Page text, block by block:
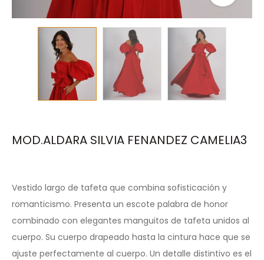
MOD.ALDARA SILVIA FENANDEZ CAMELIA3
Vestido largo de tafeta que combina sofisticación y
romanticismo. Presenta un escote palabra de honor
combinado con elegantes manguitos de tafeta unidos al
cuerpo. Su cuerpo drapeado hasta la cintura hace que se
ajuste perfectamente al cuerpo. Un detalle distintivo es el